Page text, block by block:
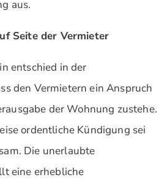
aus.
Seite der Vermieter
entschied in der
den Vermietern ein Anspruch
der Wohnung zustehe.
ordentliche Kündigung sei
Die unerlaubte
eine erhebliche